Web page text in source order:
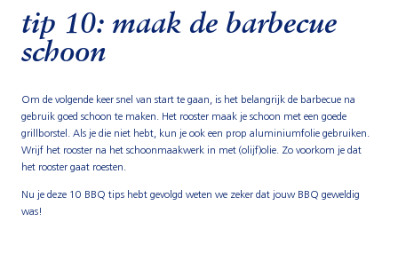
tip 10: maak de barbecue
schoon
Om de volgende keer snel van start te gaan, is het belangrijk de barbecue na
gebruik goed schoon te maken. Het rooster maak je schoon met een goede
grillborstel. Als je die niet hebt, kun je ook een prop aluminiumfolie gebruiken.
Wrijf het rooster na het schoonmaakwerk in met (olijf)olie. Zo voorkom je dat
het rooster gaat roesten.
Nu je deze 10 BBQ tips hebt gevolgd weten we zeker dat jouw BBQ geweldig
was!